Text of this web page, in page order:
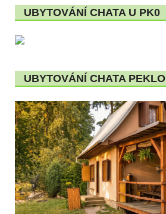
UBYTOVÁNÍ CHATA U PK0
UBYTOVÁNÍ CHATA PEKLO